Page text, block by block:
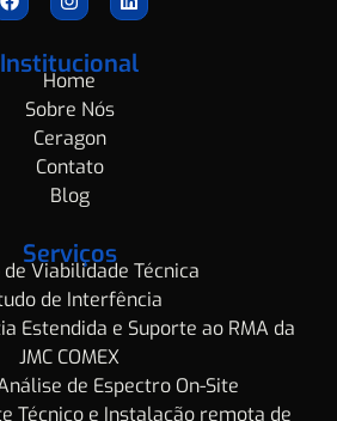
Institucional
Home
Sobre Nós
Ceragon
Contato
Blog
Serviços
de Viabilidade Técnica
de Interfência
Estendida e Suporte ao RMA da
JMC COMEX
de Espectro On-Site
Técnico e Instalação remota de